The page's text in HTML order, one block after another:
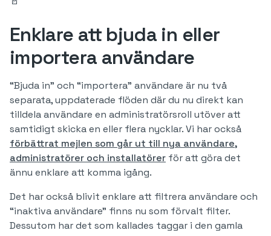
Enklare att bjuda in eller
importera användare
“Bjuda in” och “importera” användare är nu två
separata, uppdaterade flöden där du nu direkt kan
tilldela användare en administratörsroll utöver att
samtidigt skicka en eller flera nycklar. Vi har också
förbättrat mejlen som går ut till nya användare,
administratörer och installatörer för att göra det
ännu enklare att komma igång.
Det har också blivit enklare att filtrera användare och
“inaktiva användare” finns nu som förvalt filter.
Dessutom har det som kallades taggar i den gamla